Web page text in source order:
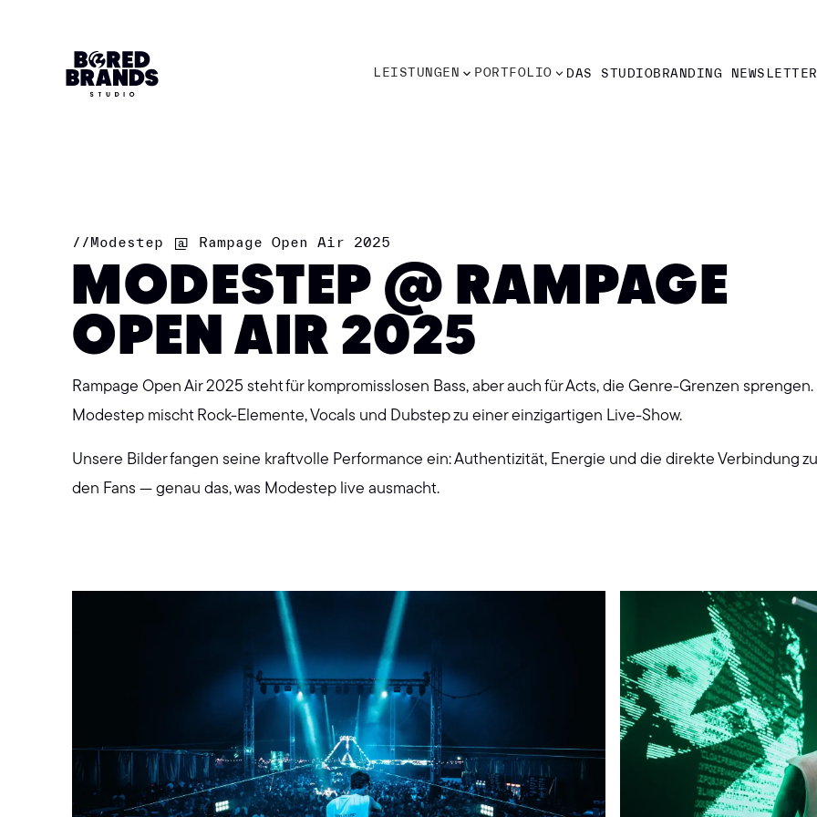
LEISTUNGEN
PORTFOLIO
DAS STUDIOBRANDING NEWSLETTER
//Modestep @ Rampage Open Air 2025
MODESTEP @ RAMPAGE
OPEN AIR 2025
Rampage Open Air 2025 steht für kompromisslosen Bass, aber auch für Acts, die Genre-Grenzen sprengen.
Modestep mischt Rock-Elemente, Vocals und Dubstep zu einer einzigartigen Live-Show.
Unsere Bilder fangen seine kraftvolle Performance ein: Authentizität, Energie und die direkte Verbindung
den Fans — genau das, was Modestep live ausmacht.